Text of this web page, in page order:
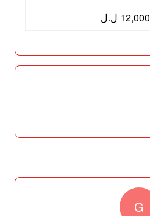
12,000 ل.ل
G